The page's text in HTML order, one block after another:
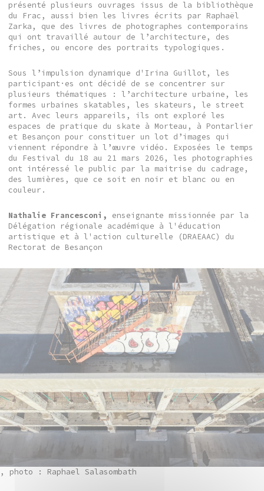
présenté plusieurs ouvrages issus de la bibliothèque
du Frac, aussi bien les livres écrits par Raphaël
Zarka, que des livres de photographes contemporains
qui ont travaillé autour de l’architecture, des
friches, ou encore des portraits typologiques.
Sous l’impulsion dynamique d'Irina Guillot, les
participant·es ont décidé de se concentrer sur
plusieurs thématiques : l’architecture urbaine, les
formes urbaines skatables, les skateurs, le street
art. Avec leurs appareils, ils ont exploré les
espaces de pratique du skate à Morteau, à Pontarlier
et Besançon pour constituer un lot d’images qui
viennent répondre à l’œuvre vidéo. Exposées le temps
du Festival du 18 au 21 mars 2026, les photographies
ont intéressé le public par la maitrise du cadrage,
des lumières, que ce soit en noir et blanc ou en
couleur.
Nathalie Francesconi,
enseignante missionnée par la
Délégation régionale académique à l'éducation
artistique et à l'action culturelle (DRAEAAC) du
Rectorat de Besançon
, photo : Raphael Salasombath